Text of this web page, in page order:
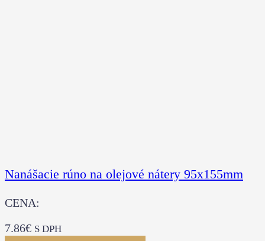
Nanášacie rúno na olejové nátery 95x155mm
CENA:
7.86€ S DPH